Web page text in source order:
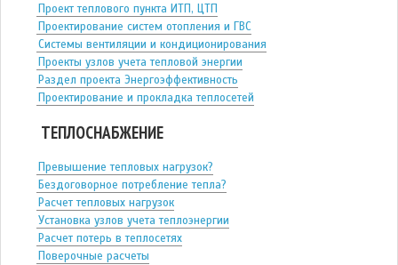
Проект теплового пункта ИТП, ЦТП
Проектирование систем отопления и ГВС
Системы вентиляции и кондиционирования
Проекты узлов учета тепловой энергии
Раздел проекта Энергоэффективность
Проектирование и прокладка теплосетей
ТЕПЛОСНАБЖЕНИЕ
Превышение тепловых нагрузок?
Бездоговорное потребление тепла?
Расчет тепловых нагрузок
Установка узлов учета теплоэнергии
Расчет потерь в теплосетях
Поверочные расчеты